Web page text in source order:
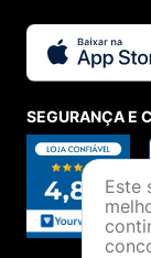
SEGURANÇA E
Este